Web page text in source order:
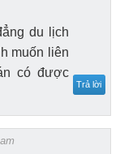
du lịch
muốn liên
có được
Trả lời